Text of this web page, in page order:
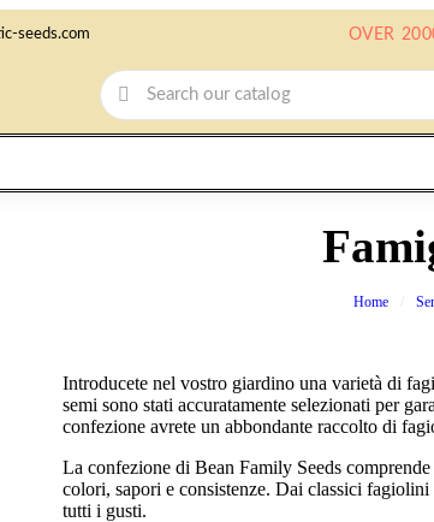
seeds.com OVER
Home
Introducete nel vostro giardino una varietà di
semi sono stati accuratamente selezionati per
confezione avrete un abbondante raccolto di
La confezione di Bean Family Seeds
colori, sapori e consistenze. Dai classici
tutti i gusti.